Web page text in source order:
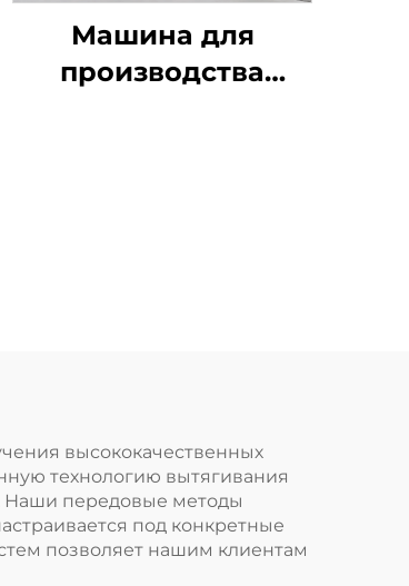
Машина для
производства
высококачественных
технологию вытягивания
Наши передовые методы
под конкретные
позволяет нашим клиентам